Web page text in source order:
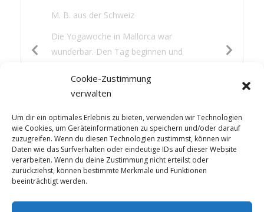
Cookie-Zustimmung
verwalten
Um dir ein optimales Erlebnis zu bieten, verwenden wir Technologien
wie Cookies, um Geräteinformationen zu speichern und/oder darauf
zuzugreifen. Wenn du diesen Technologien zustimmst, können wir
Daten wie das Surfverhalten oder eindeutige IDs auf dieser Website
verarbeiten. Wenn du deine Zustimmung nicht erteilst oder
zurückziehst, können bestimmte Merkmale und Funktionen
beeinträchtigt werden.
M. B. aus der Schweiz
Die Yogawoche in Mallorca war
wunderbar. Den Tag beginnen und
Erfahrung. Es hat mir gut getan: die
Wärme, das Nichtstun, lesen, gutes Essen
und etwas Sightseeing – die Mischung war
perfekt.